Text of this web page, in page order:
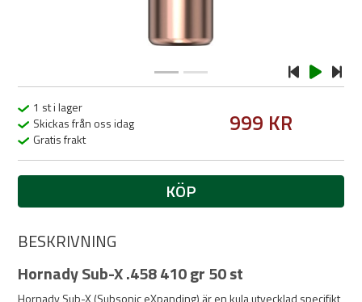
1 st i lager
Skickas från oss idag
Gratis frakt
999 KR
KÖP
BESKRIVNING
Hornady Sub-X .458 410 gr 50 st
Hornady Sub-X (Subsonic eXpanding) är en kula utvecklad specifikt